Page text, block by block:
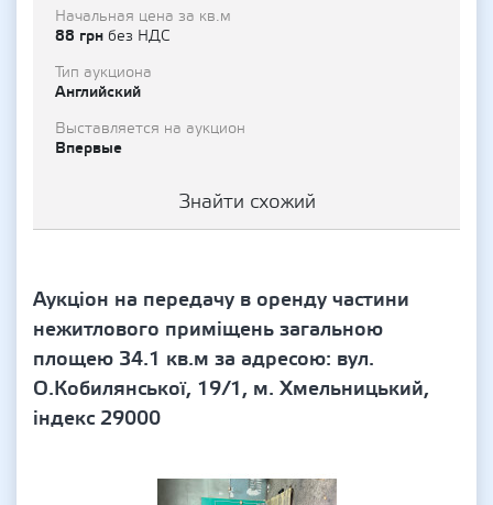
Начальная цена за кв.м
88 грн без НДС
Тип аукциона
Английский
Выставляется на аукцион
Впервые
Знайти схожий
Аукціон на передачу в оренду частини
нежитлового приміщень загальною
площею 34.1 кв.м за адресою: вул.
О.Кобилянської, 19/1, м. Хмельницький,
індекс 29000